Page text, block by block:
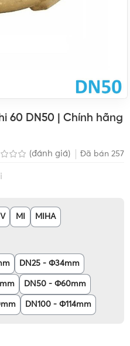
60 DN50 | Chính hãng
(đánh giá) Đã bán 257
MI MIHA
DN25 - Φ34mm
DN50 - Φ60mm
DN100 - Φ114mm